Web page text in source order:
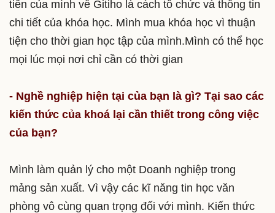
tiên của mình về Gitiho là cách tổ chức và thông tin
chi tiết của khóa học. Mình mua khóa học vì thuận
tiện cho thời gian học tập của mình.Mình có thể học
mọi lúc mọi nơi chỉ cần có thời gian
- Nghề nghiệp hiện tại của bạn là gì? Tại sao các
kiến thức của khoá lại cần thiết trong công việc
của bạn?
Mình làm quản lý cho một Doanh nghiệp trong
mảng sản xuất. Vì vậy các kĩ năng tin học văn
phòng vô cùng quan trọng đối với mình. Kiến thức